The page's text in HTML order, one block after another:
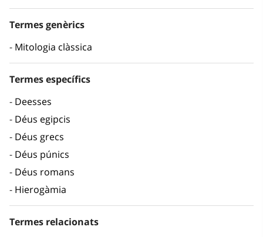
Termes genèrics
Mitologia clàssica
Termes específics
Deesses
Déus egipcis
Déus grecs
Déus púnics
Déus romans
Hierogàmia
Termes relacionats